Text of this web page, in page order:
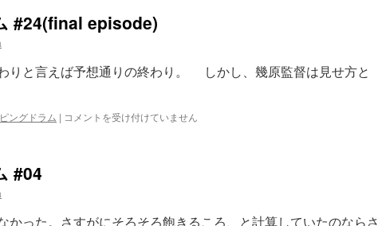
グ
ム
#07
ん
#24(final episode)
りと言えば予想通りの終わり。 しかし、幾原監督は見せ方と
ングドラム | 輪
ム
コメントを受け付けていません
#04
った。さすがにそろそろ飽きるころ、と計算していたのならさ